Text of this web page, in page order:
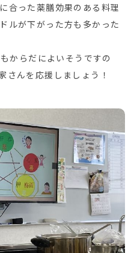
合った薬膳効果のある料理
ルが下がった方も多かった
からだによいそうですの
さんを応援しましょう！